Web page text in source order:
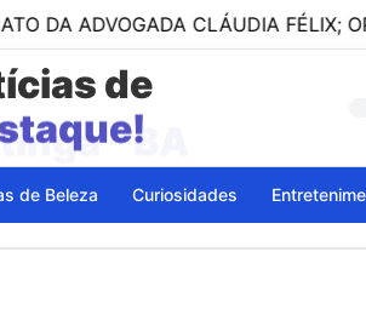
CLÁUDIA FÉLIX;
de
- BA
de Beleza Curiosidades